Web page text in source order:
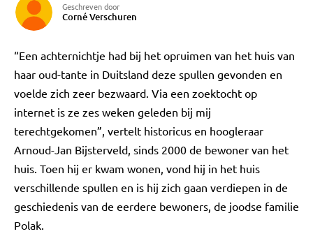
Geschreven door
Corné Verschuren
“Een achternichtje had bij het opruimen van het huis van
haar oud-tante in Duitsland deze spullen gevonden en
voelde zich zeer bezwaard. Via een zoektocht op
internet is ze zes weken geleden bij mij
terechtgekomen”, vertelt historicus en hoogleraar
Arnoud-Jan Bijsterveld, sinds 2000 de bewoner van het
huis. Toen hij er kwam wonen, vond hij in het huis
verschillende spullen en is hij zich gaan verdiepen in de
geschiedenis van de eerdere bewoners, de joodse familie
Polak.